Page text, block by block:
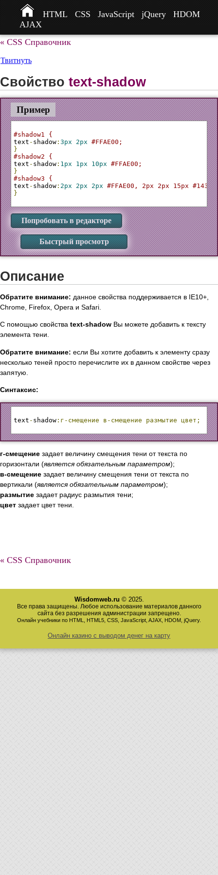
HTML CSS JavaScript jQuery
HDOM
AJAX
« CSS Справочник
Твитнуть
Свойство text-shadow
Пример
#shadow1 {
text - shadow : 3px 2px #FFAE00;
}
#shadow2 {
text - shadow : 1px 1px 10px #FFAE00;
}
#shadow3 {
text - shadow : 2px 2px 2px #FFAE00, 2px 2px 15px
}
Попробовать в редакторе
Быстрый просмотр
Описание
Обратите внимание: данное свойства поддерживается в IE10+,
Chrome, Firefox, Opera и Safari.
С помощью свойства text-shadow Вы можете добавить к тексту
элемента тени.
Обратите внимание: если Вы хотите добавить к элементу сразу
несколько теней просто перечислите их в данном свойстве через
запятую.
Синтаксис:
text - shadow :г-смещение в-смещение размытие цвет;
г-смещение задает величину смещения тени от текста по
горизонтали (является обязательным параметром);
в-смещение задает величину смещения тени от текста по
вертикали (является обязательным параметром);
размытие задает радиус размытия тени;
цвет задает цвет тени.
« CSS Справочник
Wisdomweb.ru © 2025.
Все права защищены. Любое использование материалов данного
сайта без разрешения администрации запрещено.
Онлайн учебники по HTML, HTML5, CSS, JavaScript, AJAX, HDOM, jQuery.
Онлайн казино с выводом денег на карту